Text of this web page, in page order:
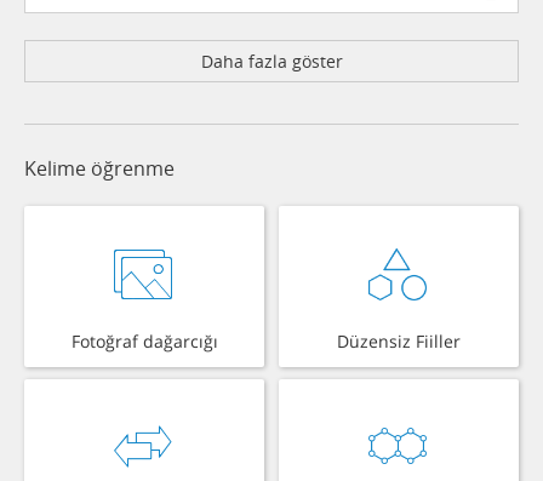
Daha fazla göster
Kelime öğrenme
Fotoğraf dağarcığı Düzensiz Fiiller